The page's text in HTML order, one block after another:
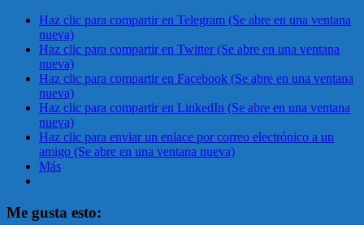
Haz clic para compartir en Telegram (Se abre en una ventana
nueva)
Haz clic para compartir en Twitter (Se abre en una ventana
nueva)
Haz clic para compartir en Facebook (Se abre en una ventana
nueva)
Haz clic para compartir en LinkedIn (Se abre en una ventana
nueva)
Haz clic para enviar un enlace por correo electrónico a un
amigo (Se abre en una ventana nueva)
Más
Me gusta esto: